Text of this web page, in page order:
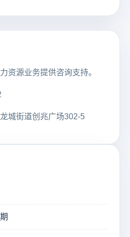
资源业务提供咨询支持。
城街道创兆广场302-5